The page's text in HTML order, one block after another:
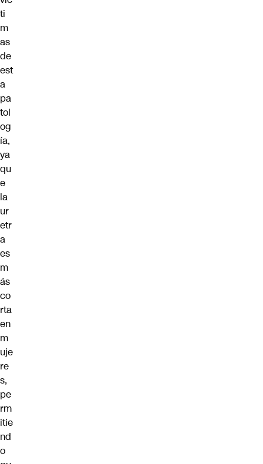
ti
m
as
de
est
a
pa
tol
og
ía,
ya
qu
e
la
ur
etr
a
es
m
ás
co
rta
en
m
uje
re
s,
pe
rm
itie
nd
o